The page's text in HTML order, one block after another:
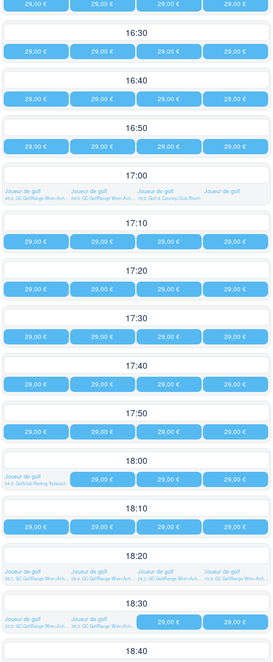
29,00 € 29,00 € 29,00 € 29,00 €
16:30
29,00 € 29,00 € 29,00 € 29,00 €
16:40
29,00 € 29,00 € 29,00 € 29,00 €
16:50
29,00 € 29,00 € 29,00 € 29,00 €
17:00
Joueur de golf
45,0, GC GolfRange Wien-Achau
Joueur de golf
54,0, GC GolfRange Wien-Achau
Joueur de golf
18,0, Golf & Country Club Brunn
Joueur de golf
17:10
29,00 € 29,00 € 29,00 € 29,00 €
17:20
29,00 € 29,00 € 29,00 € 29,00 €
17:30
29,00 € 29,00 € 29,00 € 29,00 €
17:40
29,00 € 29,00 € 29,00 € 29,00 €
17:50
29,00 € 29,00 € 29,00 € 29,00 €
18:00
Joueur de golf
54,0, Golfclub Reiting Trofaiach 29,00 € 29,00 € 29,00 €
18:10
29,00 € 29,00 € 29,00 € 29,00 €
18:20
Joueur de golf
38,7, GC GolfRange Wien-Achau
Joueur de golf
28,4, GC GolfRange Wien-Achau
Joueur de golf
24,2, GC GolfRange Wien-Achau
Joueur de golf
10,9, GC GolfRange Wien-Achau
18:30
Joueur de golf
23,3, GC GolfRange Wien-Achau
Joueur de golf
38,3, GC GolfRange Wien-Achau 29,00 € 29,00 €
18:40